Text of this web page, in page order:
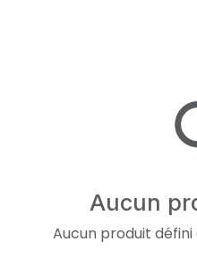
Aucun
Aucun produit